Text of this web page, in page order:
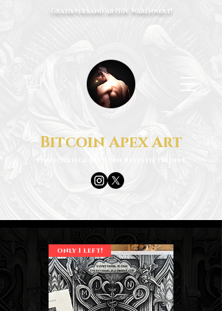
Bitcoin Apex Art
Gratisversand ab 150€ Warenwert!
only 1 left!